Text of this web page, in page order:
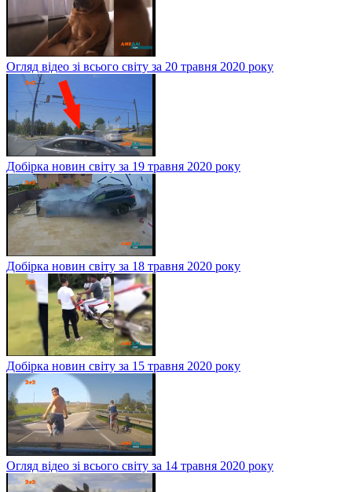
Огляд відео зі всього світу за 20 травня 2020 року
Добірка новин світу за 19 травня 2020 року
Добірка новин світу за 18 травня 2020 року
Добірка новин світу за 15 травня 2020 року
Огляд відео зі всього світу за 14 травня 2020 року